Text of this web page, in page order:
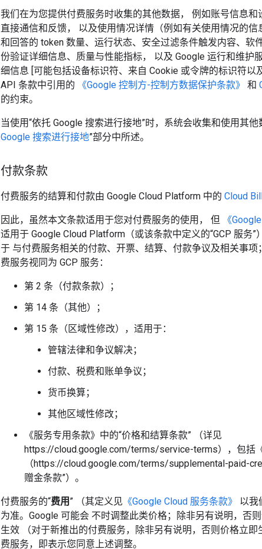
我们在为您提供付费服务时收集的其他数据， 例如账号信息和
直接通信和反馈， 以及使用情况详情（例如有关使用情况的信
和回答的 token 数量、运行状态、安全过滤条件触发内容、软
份验证详细信息、质量与性能指标， 以及 Google 运行和维护
细信息 [可能包括设备标识符、来自 Cookie 或令牌的标识符以
API 条款中引用的
《Google 控制方-控制方数据保护条款》 和
的约束。
当使用“依托 Google 搜索进行接地”时，系统会收集和使用其他
Google 搜索进行接地”部分中所述。
付款条款
付费服务的结算和付款由 Google Cloud Platform 中的 Cloud
因此，虽然本文条款适用于您对付费服务的使用， 但 《
适用于 Google Cloud Platform（或该条款中定义的“GCP 服务”
于 与付费服务相关的付款、开票、结算、付款争议及相关事项
费服务视同为 GCP 服务：
第 2 条（付款条款）；
第 14 条（其他）；
第 15 条（区域性修改），适用于：
管辖法律和争议解决；
付款、税费和账单争议；
货币换算；
其他区域性修改；
《服务专用条款》中的“价格和结算条款” （详见
https://cloud.google.com/terms/service-terms），包括
（https://cloud.google.com/terms/supplemental-paid-
赠金条款”）。
付费服务的“费用 ” （其定义见 《Google Cloud 服务条款》 以我
为准。Google 可能会 不时调整此类价格；除非另有说明，否
生效 （对于新推出的付费服务，除非另有说明，否则价格立即
费服务，即表示您同意上述调整。